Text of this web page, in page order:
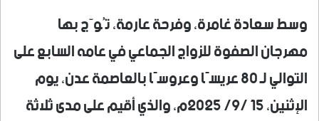
وسط سعادة غامرة، وفرحة عارمة، تُوّج بها
مهرجان الصفوة للزواج الجماعي في عامه السابع على
التوالي لـ 80 عريسًا وعروسًا بالعاصمة عدن، يوم
الإثنين، 15 /9/ 2025م، والذي أقيم على مدى ثلاثة